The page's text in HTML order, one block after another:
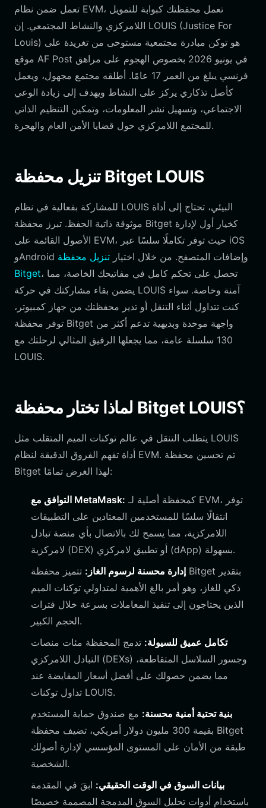
تعمل ضمن نظام EVM، تعمل محفظتك كبوابة للتمويل
اللامركزي والنشاط المجتمعي. إن LOUIS (Justice For
Louis) هو توكن مبادرة مجتمعية مستوحى من تغريدة على
موقع AF Post في يونيو 2026 بخصوص الهجوم على مراهق
فرنسي يبلغ من العمر 17 عامًا. أطلقه مجتمع مجهول، ويعمل
كأصل تذكاري يركز على النشاط ويهدف إلى زيادة الوعي
الاجتماعي، وتسهيل نشر المعلومات، وتمكين التنظيم الذاتي
للمجتمع اللامركزي حول قضايا الأمن العام والهجرة.
تنزيل محفظة Bitget LOUIS
للمشاركة بفعالية في نظام LOUIS البيئي، تحتاج إلى أداة
موثوقة ذاتية الحفظ. تبرز محفظة Bitget كخيار أول لإدارة
الأصول القائمة على EVM، حيث توفر تكاملًا سلسًا عبر iOS
وAndroid وإضافات المتصفح. من خلال اختيار تنزيل محفظة
Bitget، تحصل على تحكم كامل في مفاتيحك الخاصة، مما
يضمن بقاء مشاركتك في حركة LOUIS آمنة وخاصة. سواء
كنت تتداول أثناء التنقل أو تدير محفظتك من جهاز كمبيوتر،
توفر محفظة Bitget واجهة موحدة وبديهية تدعم أكثر من
130 سلسلة عامة، مما يجعلها الرفيق المثالي لرحلتك مع
LOUIS.
لماذا تختار محفظة Bitget LOUIS؟
يتطلب التنقل في عالم توكنات الميم المتقلب مثل LOUIS
أداة تفهم الفروق الدقيقة لنظام EVM. تم تحسين محفظة
Bitget لهذا الغرض تمامًا:
التوافق مع MetaMask: كمحفظة أصلية لـ EVM، توفر
انتقالًا سلسًا للمستخدمين المعتادين على التطبيقات
اللامركزية، مما يسمح لك بالاتصال بأي منصة تبادل
لامركزية (DEX) أو تطبيق لامركزي (dApp) بسهولة.
إدارة محسنة لرسوم الغاز: تتميز محفظة Bitget بتقدير
ذكي للغاز، وهو أمر بالغ الأهمية لمتداولي توكنات الميم
الذين يحتاجون إلى تنفيذ المعاملات بسرعة خلال فترات
الحجم الكبير.
تكامل عميق للسيولة: تدمج المحفظة مئات منصات
التبادل اللامركزي (DEXs) وجسور السلاسل المتقاطعة،
مما يضمن حصولك على أفضل أسعار المقايضة عند
تداول توكنات LOUIS.
بنية تحتية أمنية محسنة: مع صندوق حماية المستخدم
بقيمة 300 مليون دولار أمريكي، تضيف محفظة Bitget
طبقة من الأمان على المستوى المؤسسي لإدارة أصولك
الشخصية.
بيانات السوق في الوقت الحقيقي: ابقَ في المقدمة
باستخدام أدوات تحليل السوق المدمجة المصممة خصيصًا